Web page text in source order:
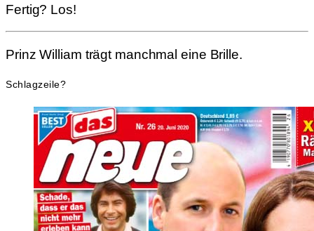
Fertig? Los!
Prinz William trägt manchmal eine Brille.
Schlagzeile?